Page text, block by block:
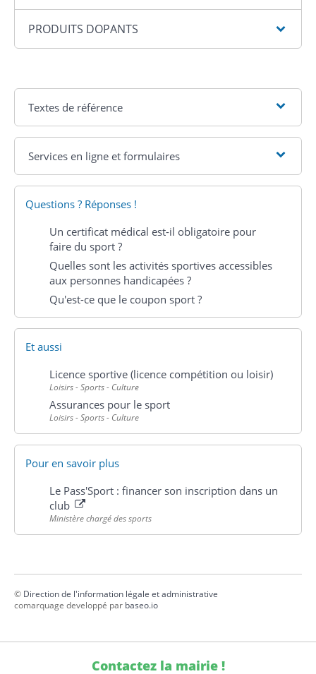
PRODUITS DOPANTS
Textes de référence
Services en ligne et formulaires
Questions ? Réponses !
Un certificat médical est-il obligatoire pour
faire du sport ?
Quelles sont les activités sportives accessibles
aux personnes handicapées ?
Qu'est-ce que le coupon sport ?
Et aussi
Licence sportive (licence compétition ou loisir)
Loisirs - Sports - Culture
Assurances pour le sport
Loisirs - Sports - Culture
Pour en savoir plus
Le Pass'Sport : financer son inscription dans un
club
Ministère chargé des sports
© Direction de l'information légale et administrative
comarquage developpé par baseo.io
Contactez la mairie !